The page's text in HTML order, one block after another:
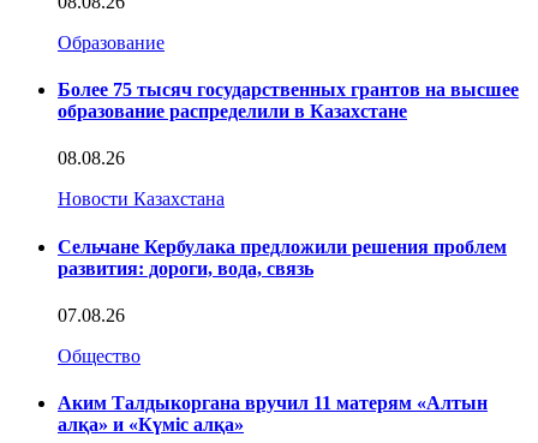
Образование
Более 75 тысяч государственных грантов на высшее
образование распределили в Казахстане
08.08.26
Новости Казахстана
Сельчане Кербулака предложили решения проблем
развития: дороги, вода, связь
07.08.26
Общество
Аким Талдыкоргана вручил 11 матерям «Алтын
алқа» и «Күміс алқа»